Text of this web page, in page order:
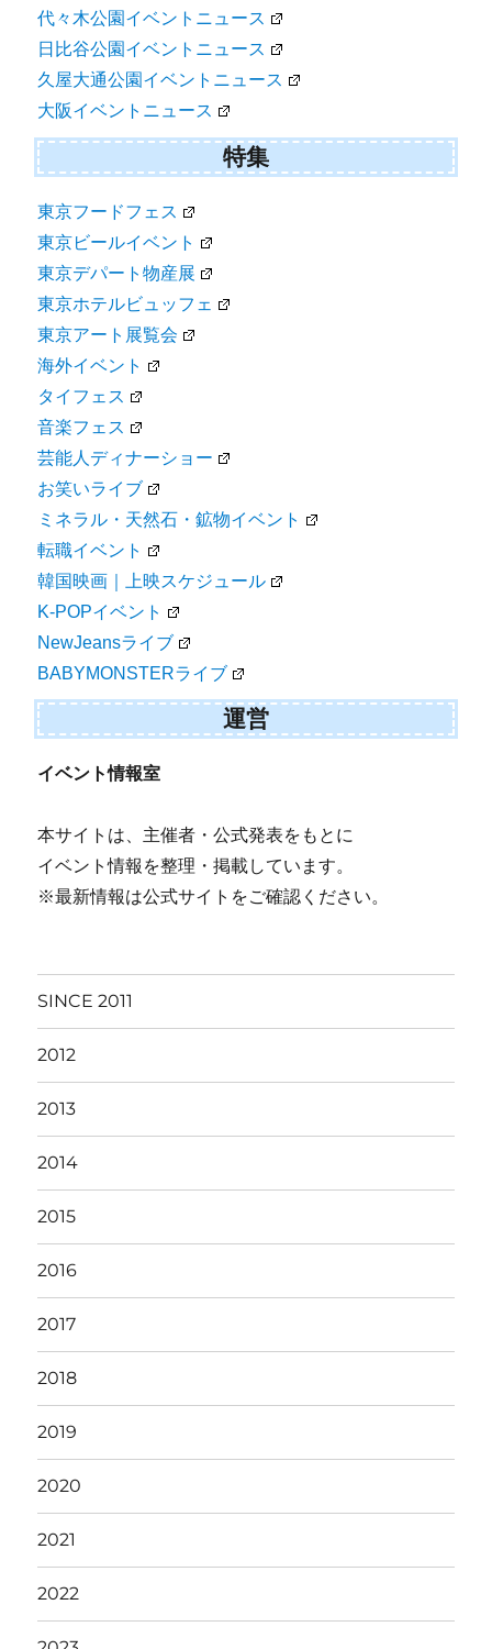
代々木公園イベントニュース
日比谷公園イベントニュース
久屋大通公園イベントニュース
大阪イベントニュース
特集
東京フードフェス
東京ビールイベント
東京デパート物産展
東京ホテルビュッフェ
東京アート展覧会
海外イベント
タイフェス
音楽フェス
芸能人ディナーショー
お笑いライブ
ミネラル・天然石・鉱物イベント
転職イベント
韓国映画｜上映スケジュール
K-POPイベント
NewJeansライブ
BABYMONSTERライブ
運営
イベント情報室
本サイトは、主催者・公式発表をもとに
イベント情報を整理・掲載しています。
※最新情報は公式サイトをご確認ください。
SINCE 2011
2012
2013
2014
2015
2016
2017
2018
2019
2020
2021
2022